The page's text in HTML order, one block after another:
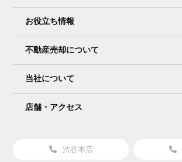
お役立ち情報
不動産売却について
当社について
店舗・アクセス
渋谷本店